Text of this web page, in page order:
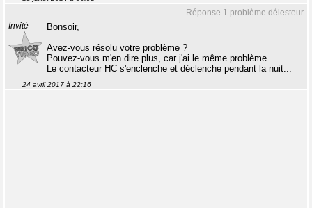
Réponse 1 problème délesteur
Invité
Bonsoir,
Avez-vous résolu votre problème ?
Pouvez-vous m'en dire plus, car j'ai le même problème...
Le contacteur HC s'enclenche et déclenche pendant la nuit...
24 avril 2017 à 22:16